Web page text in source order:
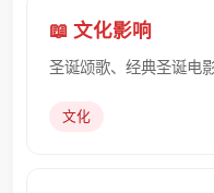
📖 文化影响
圣诞颂歌、经典圣诞电
文化